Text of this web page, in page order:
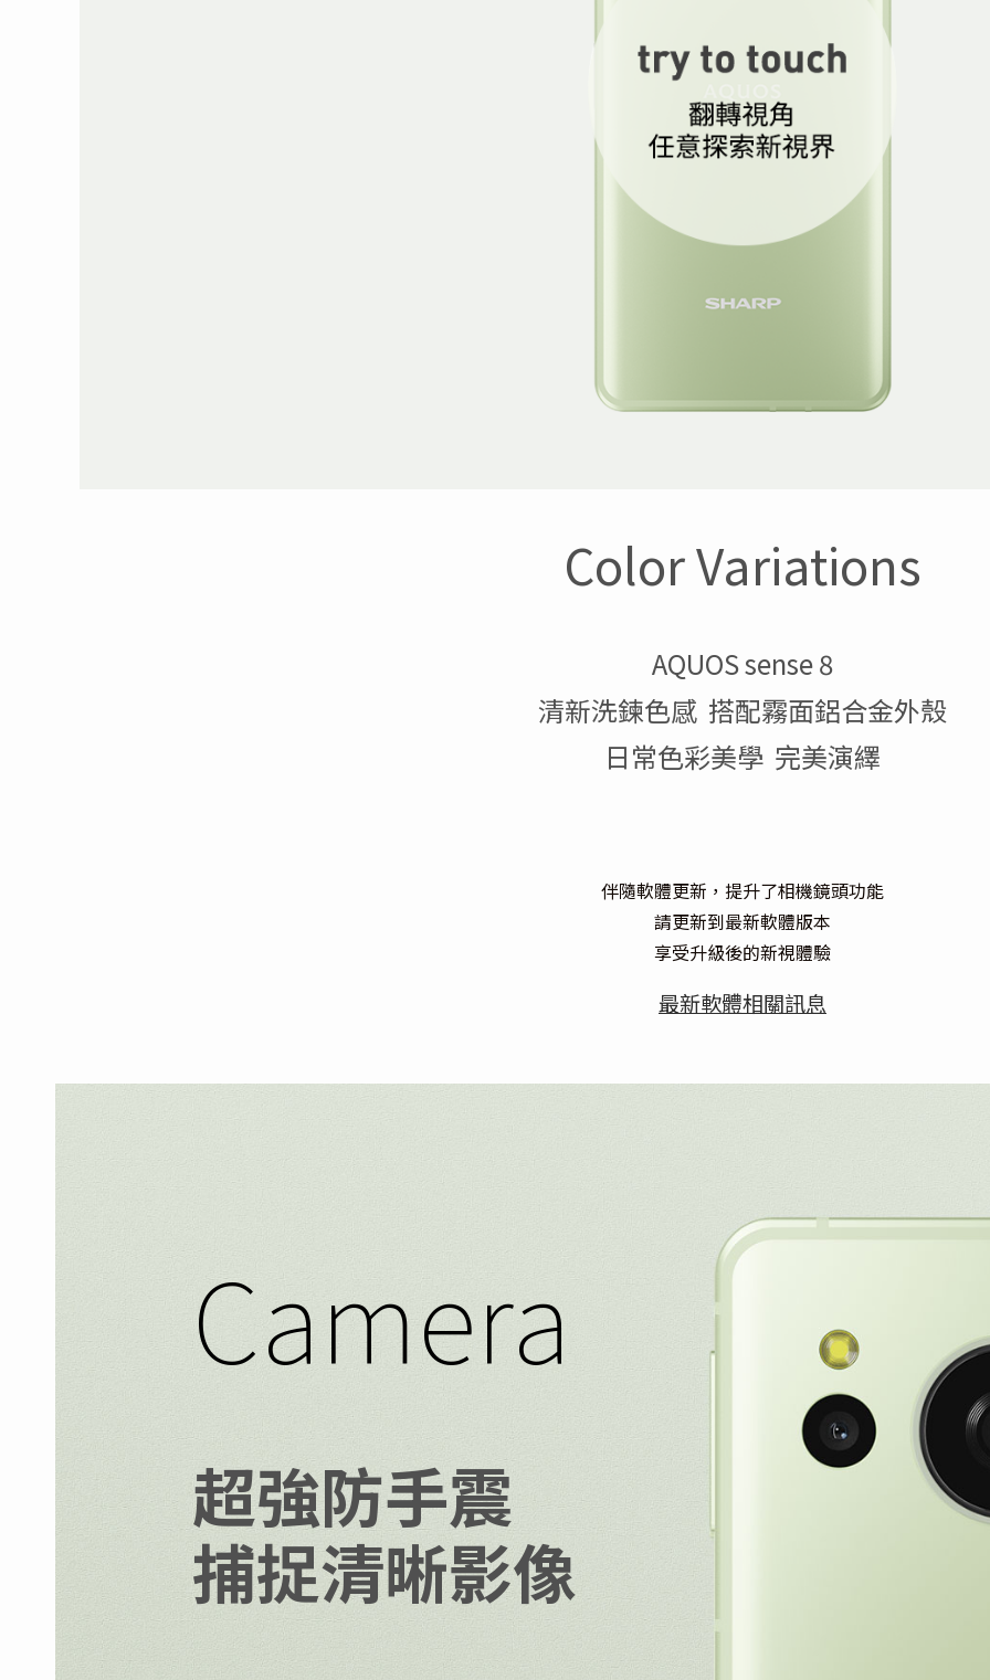
Color Variations
AQUOS sense 8
清新洗鍊色感 搭配霧面鋁合金外殼
日常色彩美學 完美演繹
伴隨軟體更新，提升了相機鏡頭功能
請更新到最新軟體版本
享受升級後的新視體驗
最新軟體相關訊息
Camera
超強防手震
捕捉清晰影像